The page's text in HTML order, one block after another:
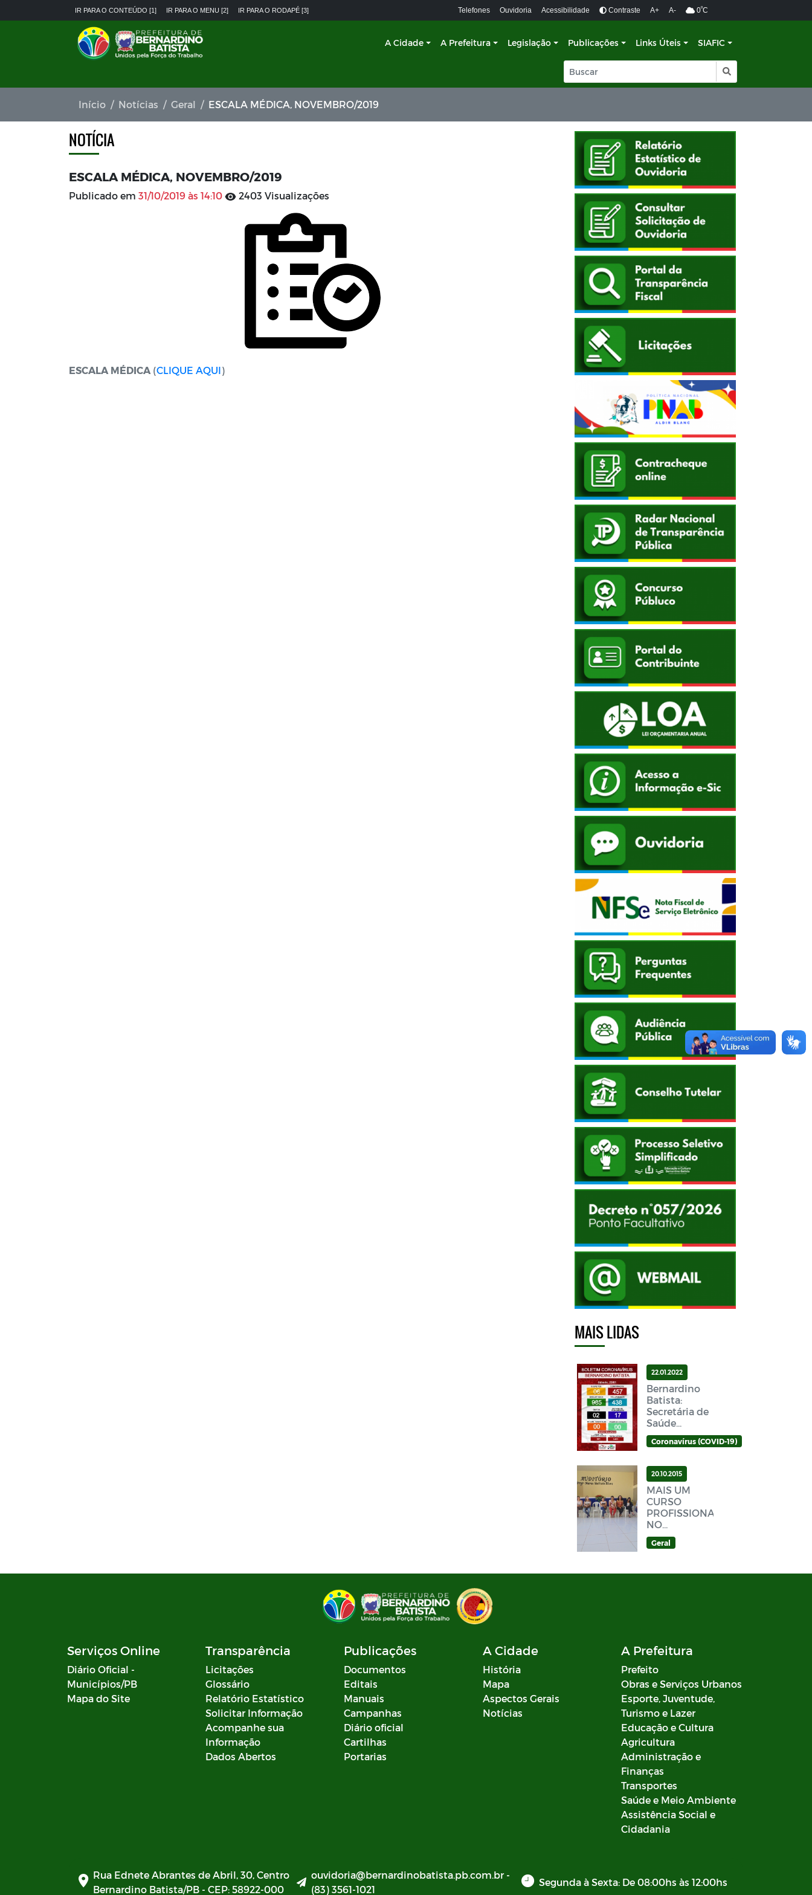
IR PARA O CONTEÚDO [1] IR PARA O MENU [2] IR PARA O RODAPÉ [3] Telefones Ouvidoria Acessibilidade Contraste A+ A- 0ºC
A Cidade A Prefeitura Legislação Publicações Links Úteis SIAFIC
Início Notícias Geral ESCALA MÉDICA, NOVEMBRO/2019
NOTÍCIA
ESCALA MÉDICA, NOVEMBRO/2019
Publicado em 31/10/2019 às 14:10 2403 Visualizações
ESCALA MÉDICA (CLIQUE AQUI)
MAIS LIDAS
22.01.2022
Bernardino
Batista:
Secretária de
Saúde
divulga novo
Boletim
Covid-19
neste sábado
(22/01)
Coronavírus (COVID-19)
20.10.2015
MAIS UM
CURSO
PROFISSIONALIZANTE
NO
MUNICÍPIO
Geral
Serviços Online
Diário Oficial -
Municípios/PB
Mapa do Site
Transparência
Licitações
Glossário
Relatório Estatístico
Solicitar Informação
Acompanhe sua
Informação
Dados Abertos
Publicações
Documentos
Editais
Manuais
Campanhas
Diário oficial
Cartilhas
Portarias
A Cidade
História
Mapa
Aspectos Gerais
Notícias
A Prefeitura
Prefeito
Obras e Serviços Urbanos
Esporte, Juventude,
Turismo e Lazer
Educação e Cultura
Agricultura
Administração e
Finanças
Transportes
Saúde e Meio Ambiente
Assistência Social e
Cidadania
Rua Ednete Abrantes de Abril, 30, Centro
Bernardino Batista/PB - CEP: 58922-000
ouvidoria@bernardinobatista.pb.com.br -
(83) 3561-1021
Segunda à Sexta: De 08:00hs às 12:00hs